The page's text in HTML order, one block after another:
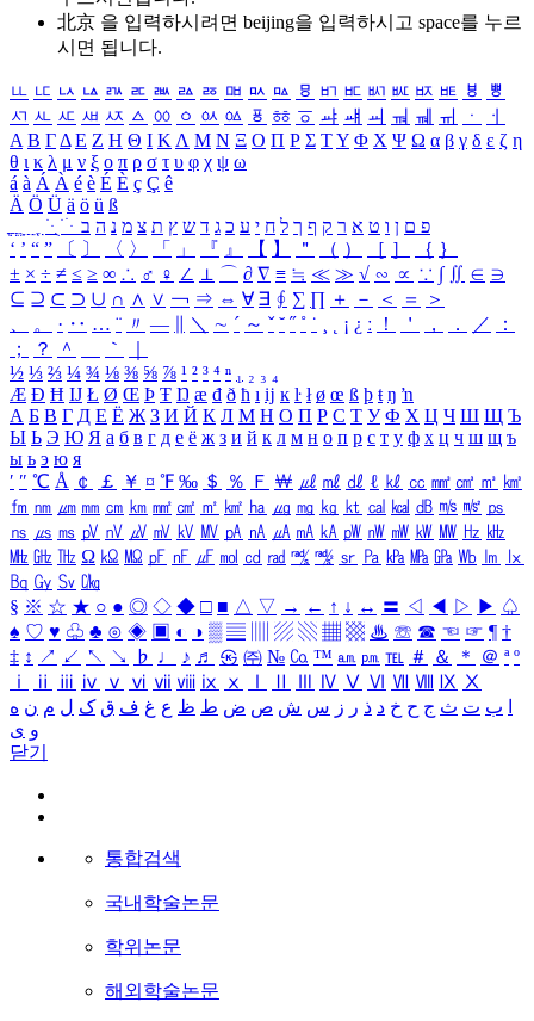
北京 을 입력하시려면 beijing을 입력하시고 space를 누르
시면 됩니다.
ㅥ ㅦ ㅧ ㅨ ㅩ ㅪ ㅫ ㅬ ㅭ ㅮ ㅯ ㅰ ㅱ ㅲ ㅳ ㅴ ㅵ ㅶ ㅷ ㅸ
ㅹ
ㅺ ㅻ ㅼ ㅽ ㅾ ㅿ ㆀ ㆁ ㆂ ㆃ ㆄ ㆅ ㆆ ㆇ ㆈ ㆉ ㆊ ㆋ ㆌ ㆍ
ㆎ
Α Β ΓΔ Ε Ζ Η Θ Ι ΚΛ Μ Ν Ξ Ο Π Ρ Σ ΤΥ Φ Χ Ψ Ω α β γ δ ε ζ η
θ ι κ λ μ ν ξ ο π ρ σ τ υ φ χ ψ ω
á à Á À é è É È ç Ç ê
Ä Ö Ü ä ö ü ß
ִֶֹ ֻּ ׁׂ פ ם ן ו ט א ר ק ף ך ל ח י ע כ ג ד ש ץ ת צ מ נ ה ב
‘ ’ “ ” 〔 〕 〈 〉 「 」 『 』 【 】 ＂ （ ） ［ ］ ｛ ｝
± × ÷ ≠ ≤ ≥ ∞ ∴ ♂ ♀ ∠ ⊥ ⌒ ∂ ∇ ≡ ≒ ≪ ≫ √ ∽ ∝ ∵ ∫ ∬ ∈ ∋
⊆ ⊇ ⊂ ⊃ ∪ ∩ ∧ ∨ ￢ ⇒ ⇔ ∀ ∃ ∮ ∑ ∏ ＋ － ＜ ＝
＞
、
。 · ‥ … ¨ 〃 ― ＼ ∼ ´ ～ ˇ ˘ ˝ ˚ ˙ ¸ ¡ ¿ ː ！ ＇ ， ． ／
：
；
？ ＾ ｀
½ ⅓ ⅔ ¼ ¾ ⅛ ⅜ ⅝ ⅞ ¹ ² ³ ⁴ ⁿ ₁ ₂ ₃ ₄
Æ Ð Ħ Ĳ Ł Ø Œ Þ Ŧ Ŋ æ đ ð ħ ı ĳ ĸ ŀ ł ø œ ß þ ŧ ŋ ŉ
А Б В Г Д Е Ё Ж З И Й К Л М Н О П Р С Т У Ф Х Ц Ч Ш Щ Ъ
Ы Ь Э Ю Я а б в г д е ё ж з и й к л м н о п р с т у ф х ц ч ш щ ъ
ы ь э ю я
′ ″ ℃ Å ￠ ￡ ￥ ¤ ℉ ‰ ＄ ％ Ｆ ￦ ㎕ ㎖ ㎗ ℓ ㎘ ㏄ ㎣ ㎤ ㎥ ㎦
㎙ ㎚ ㎛ ㎜ ㎝ ㎞ ㎟ ㎠ ㎡ ㎢ ㏊ ㎍ ㎎ ㎏ ㏏ ㎈ ㎉ ㏈ ㎧ ㎨ ㎰
㎱ ㎲ ㎳ ㎴ ㎵ ㎶ ㎷ ㎸ ㎹ ㎀ ㎁ ㎂ ㎃ ㎄ ㎺ ㎻ ㎽ ㎾ ㎿ ㎐ ㎑
㎒ ㎓ ㎔ Ω ㏀ ㏁ ㎊ ㎋ ㎌ ㏖ ㏅ ㎭ ㎮ ㎯ ㏛ ㎩ ㎪ ㎫ ㎬ ㏝ ㏐
㏓
㏃ ㏉ ㏜ ㏆
§ ※ ☆ ★ ○ ● ◎ ◇ ◆ □ ■ △ ▽ → ← ↑ ↓ ↔ 〓 ◁ ◀ ▷ ▶ ♤
♠ ♡ ♥ ♧ ♣ ⊙ ◈ ▣ ◐ ◑ ▒ ▤ ▨ ▧ ▦ ▩ ♨ ☏ ☎ ☜ ☞ ¶ †
‡ ↕ ↗ ↙ ↖ ↘ ♭ ♩ ♪ ♬ ㉿ ㈜ № ㏇ ™ ㏂ ㏘ ℡ ＃ ＆ ＊ ＠ ª º
ⅰ
ⅱ ⅲ ⅳ ⅴ ⅵ ⅶ ⅷ ⅸ ⅹ Ⅳ Ⅴ Ⅵ Ⅶ Ⅷ Ⅸ Ⅹ
ب ت ث ج ح خ د ذ ر ز س ش ص ض ط ظ ع غ ف ق ک ل م ن ه
و ی
닫기
통합검색
국내학술논문
학위논문
해외학술논문